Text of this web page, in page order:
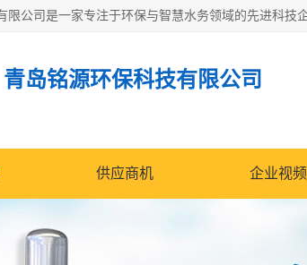
青岛铭源环保科技有限公司
供应商机 企业视频